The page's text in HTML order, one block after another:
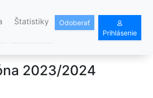
Štatistiky
Odoberať
Prihlásenie
2023/2024